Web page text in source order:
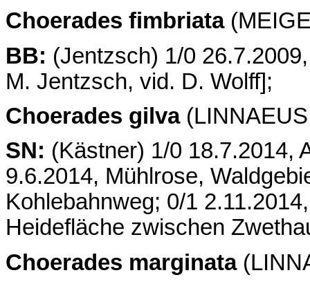
Choerades fimbriata
BB: (Jentzsch) 1/0
M. Jentzsch, vid. D. Wolff];
Choerades gilva
SN: (Kästner) 1/0 18.7.2014,
9.6.2014, Mühlrose,
Kohlebahnweg; 0/1
Heidefläche zwischen
Choerades marginata